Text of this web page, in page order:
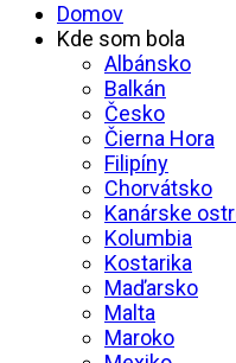
Domov
Kde som bola
Albánsko
Balkán
Česko
Čierna Hora
Filipíny
Chorvátsko
Kanárske
Kolumbia
Kostarika
Maďarsko
Malta
Maroko